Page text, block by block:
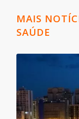
MAIS
SAÚDE